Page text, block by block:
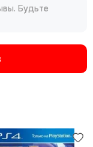
Будьте